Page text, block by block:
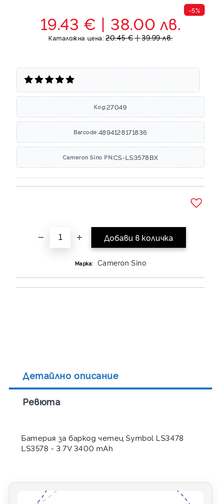
-5%
19.43 € 38.00 лв.
Каталожна цена: 20.45 € 39.99 лв.
Код:27049
Barcode:4894128171836
Cameron Sino PN:CS-LS3578BX
Марка: Cameron Sino
Детайлно описание
Ревюта
Батерия за баркод четец Symbol LS3478
LS3578 - 3.7V 3400 mAh